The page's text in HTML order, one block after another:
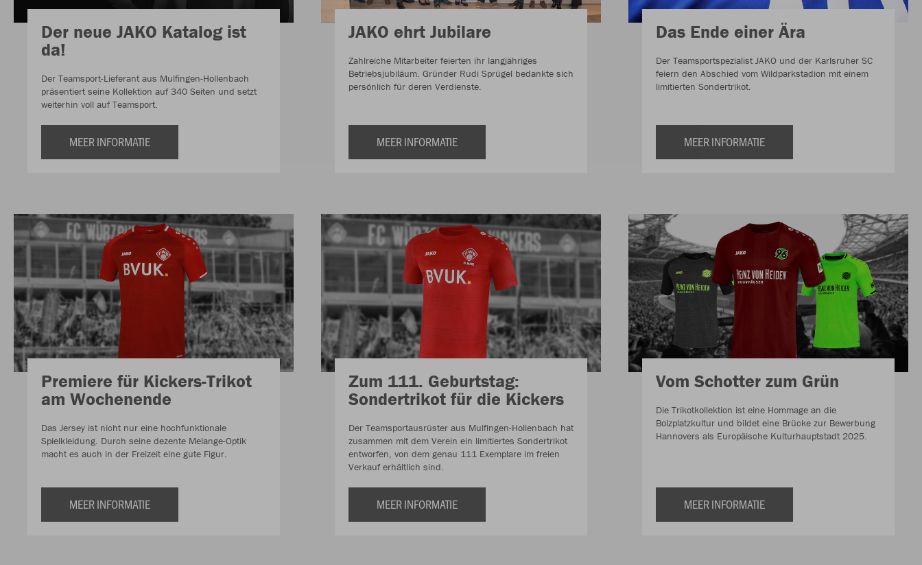
Der neue JAKO Katalog ist
da!
Der Teamsport-Lieferant aus Mulfingen-Hollenbach
präsentiert seine Kollektion auf 340 Seiten und setzt
weiterhin voll auf Teamsport.
MEER INFORMATIE
JAKO ehrt Jubilare
Zahlreiche Mitarbeiter feierten ihr langjähriges
Betriebsjubiläum. Gründer Rudi Sprügel bedankte sich
persönlich für deren Verdienste.
MEER INFORMATIE
Das Ende einer Ära
Der Teamsportspezialist JAKO und der Karlsruher SC
feiern den Abschied vom Wildparkstadion mit einem
limitierten Sondertrikot.
MEER INFORMATIE
Premiere für Kickers-Trikot
am Wochenende
Das Jersey ist nicht nur eine hochfunktionale
Spielkleidung. Durch seine dezente Melange-Optik
macht es auch in der Freizeit eine gute Figur.
MEER INFORMATIE
Zum 111. Geburtstag:
Sondertrikot für die Kickers
Der Teamsportausrüster aus Mulfingen-Hollenbach hat
zusammen mit dem Verein ein limitiertes Sondertrikot
entworfen, von dem genau 111 Exemplare im freien
Verkauf erhältlich sind.
MEER INFORMATIE
Vom Schotter zum Grün
Die Trikotkollektion ist eine Hommage an die
Bolzplatzkultur und bildet eine Brücke zur Bewerbung
Hannovers als Europäische Kulturhauptstadt 2025.
MEER INFORMATIE